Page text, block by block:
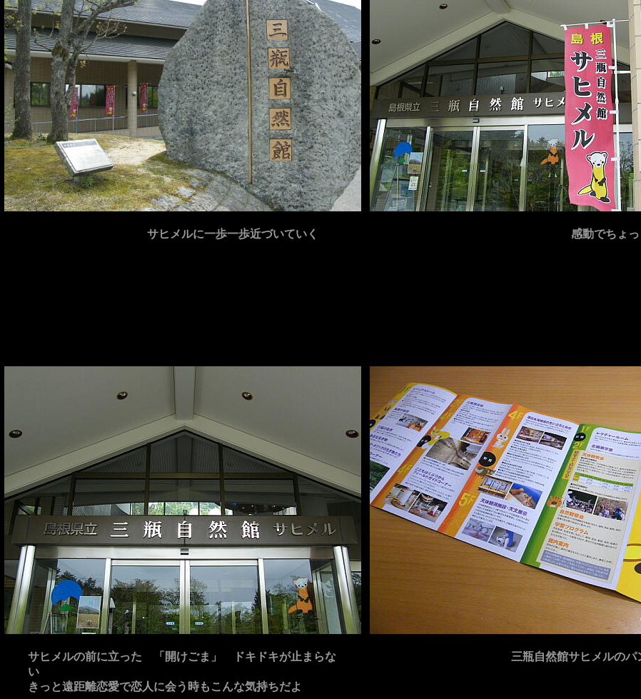
サヒメルに一歩一歩近づいていく 感動でちょ
サヒメルの前に立った 「開けごま」 ドキドキが止まらな
い
きっと遠距離恋愛で恋人に会う時もこんな気持ちだよ
三瓶自然館サヒメルのパ